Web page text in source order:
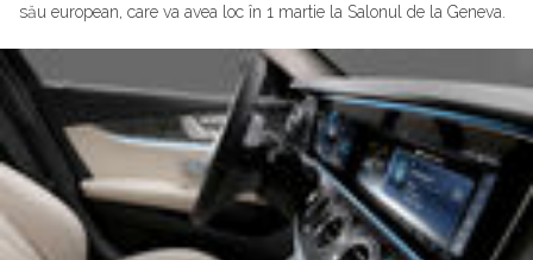
său european, care va avea loc în 1 martie la Salonul de la Geneva.